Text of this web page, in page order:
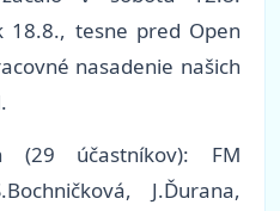
tesne pred Open
nasadenie našich
(29 účastníkov): FM
J.Ďurana,